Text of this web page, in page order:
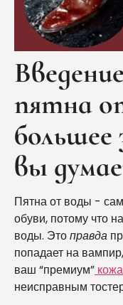
пятна
большее
вы
Пятна от воды -
обуви, потому что
воды. Этоправда
попадает на
ваш “премиум” кожа
неисправным